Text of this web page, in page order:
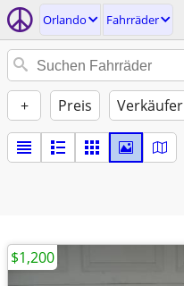
Orlando Fahrräder
+ Preis Verkäufer
$1,200